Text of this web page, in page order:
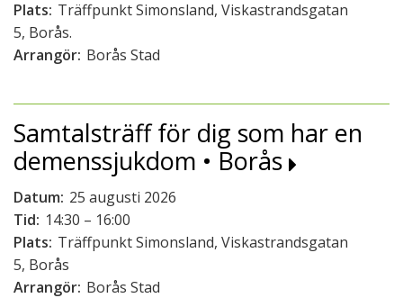
Plats: Träffpunkt Simonsland, Viskastrandsgatan
5, Borås.
Arrangör: Borås Stad
Samtalsträff för dig som har en
demenssjukdom • Borås
Datum: 25 augusti 2026
Tid: 14:30 – 16:00
Plats: Träffpunkt Simonsland, Viskastrandsgatan
5, Borås
Arrangör: Borås Stad